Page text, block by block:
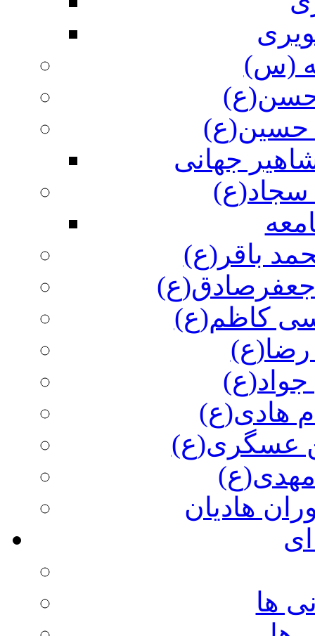
(س)
حسن(ع)
حسین(ع)
جهانی
سجاد(ع)
باقر(ع)
جعفرصادق(ع)
کاظم(ع)
هادی(ع)
عسگری(ع)
هادیان
ها